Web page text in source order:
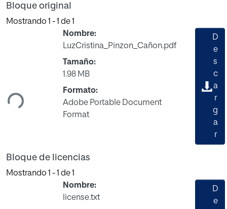
Bloque original
Mostrando 1 - 1 de 1
Cargando...
Nombre:
LuzCristina_Pinzon_Cañon.pdf
Tamaño:
1.98 MB
Formato:
Adobe Portable Document
Format
D
e
s
c
a
r
g
a
r
Bloque de licencias
Mostrando 1 - 1 de 1
Nombre:
license.txt
D
e